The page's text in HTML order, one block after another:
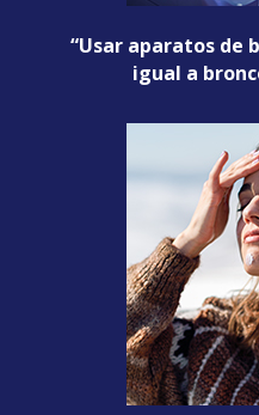
“Usar aparatos de
igual a